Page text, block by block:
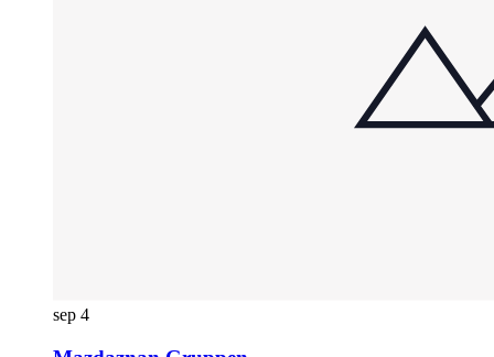
sep 4